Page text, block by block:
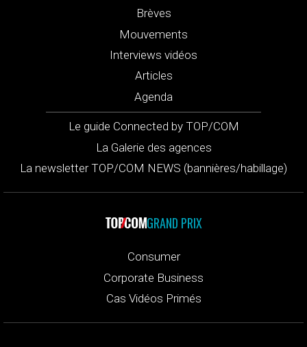
Brèves
Mouvements
Interviews vidéos
Articles
Agenda
Le guide Connected by TOP/COM
La Galerie des agences
La newsletter TOP/COM NEWS (bannières/habillage)
GRAND PRIX
Consumer
Corporate Business
Cas Vidéos Primés